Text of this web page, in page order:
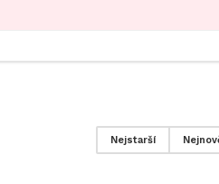
Nejstarší